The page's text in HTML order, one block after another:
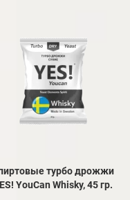
турбо дрожжи
YouCan Whisky, 45 гр.